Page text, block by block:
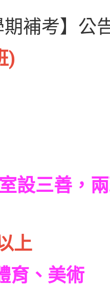
補考】公
)
善，兩
上
育、美術